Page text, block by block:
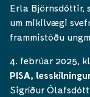
Erla
um mikilvægi
frammistöðu
4. febrúar 2025,
PISA,
Sigríður